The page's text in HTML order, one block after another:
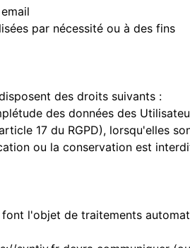
par nécessité ou à des fins
des droits suivants :
des données des
17 du RGPD), lorsqu'elles
ou la conservation est
l'objet de traitements